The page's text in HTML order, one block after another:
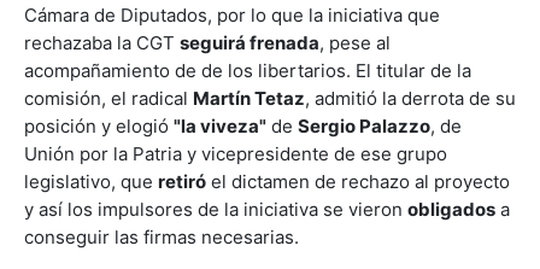
Cámara de Diputados, por lo que la iniciativa que
rechazaba la CGT seguirá frenada, pese al
acompañamiento de de los libertarios. El titular de la
comisión, el radical Martín Tetaz, admitió la derrota de su
posición y elogió "la viveza" de Sergio Palazzo, de
Unión por la Patria y vicepresidente de ese grupo
legislativo, que retiró el dictamen de rechazo al proyecto
y así los impulsores de la iniciativa se vieron obligados a
conseguir las firmas necesarias.